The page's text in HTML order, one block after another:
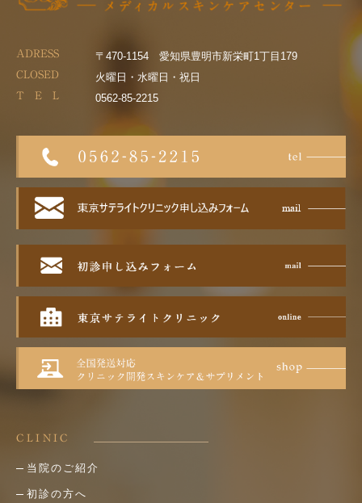
ADRESS 〒470-1154 愛知県豊明市新栄町1丁目179
CLOSED 火曜日・水曜日・祝日
T E L 0562-85-2215
CLINIC
当院のご紹介
初診の方へ